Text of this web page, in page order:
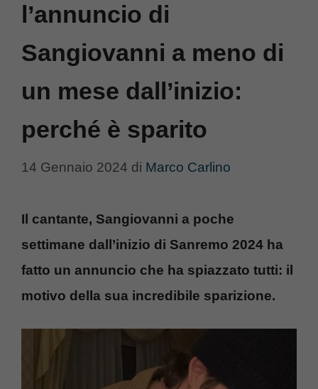
l’annuncio di
Sangiovanni a meno di
un mese dall’inizio:
perché è sparito
14 Gennaio 2024 di Marco Carlino
Il cantante, Sangiovanni a poche
settimane dall’inizio di Sanremo 2024 ha
fatto un annuncio che ha spiazzato tutti: il
motivo della sua incredibile sparizione.